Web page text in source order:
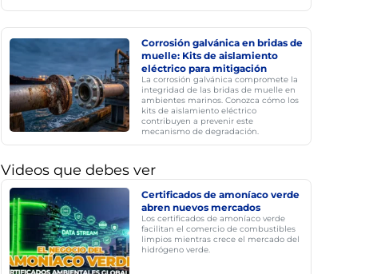
Corrosión galvánica en bridas de
muelle: Kits de aislamiento
eléctrico para mitigación
La corrosión galvánica compromete la
integridad de las bridas de muelle en
ambientes marinos. Conozca cómo los
kits de aislamiento eléctrico
contribuyen a prevenir este
mecanismo de degradación.
Videos que debes ver
Certificados de amoníaco verde
abren nuevos mercados
Los certificados de amoníaco verde
facilitan el comercio de combustibles
limpios mientras crece el mercado del
hidrógeno verde.